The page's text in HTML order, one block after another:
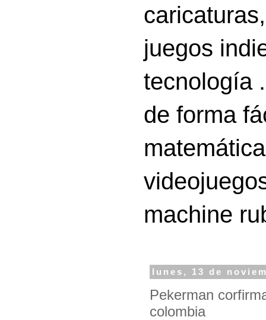
juegos
tecnología
de forma
machine
lunes, 13 de
Pekerman
colombia